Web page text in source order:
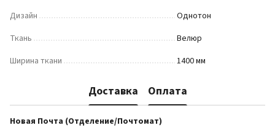
Дизайн
Однотон
Ткань
Велюр
Ширина ткани
1400 мм
Доставка Оплата
Новая Почта (Отделение/Почтомат)